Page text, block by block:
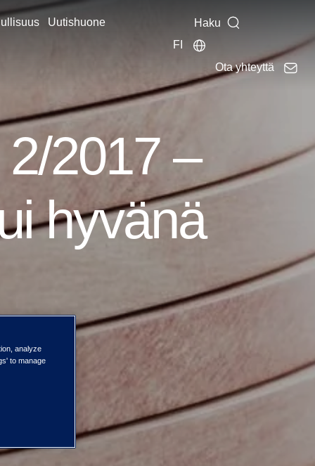
Uutishuone
Haku
FI
Ota yhteyttä
2017 –
hyvänä
analyze
to manage